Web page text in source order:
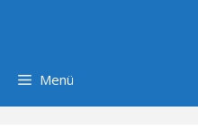
Menü